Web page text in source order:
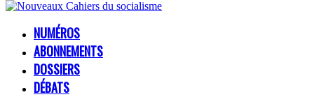
NUMÉROS
ABONNEMENTS
DOSSIERS
DÉBATS